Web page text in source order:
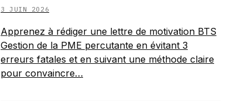
3 JUIN 2026
Apprenez à rédiger une lettre de motivation BTS
Gestion de la PME percutante en évitant 3
erreurs fatales et en suivant une méthode claire
pour convaincre…